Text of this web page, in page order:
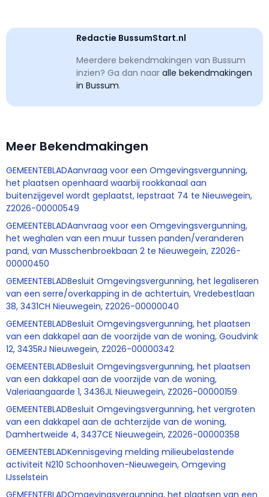
Redactie BussumStart.nl
Meerdere bekendmakingen van Bussum
inzien? Ga dan naar alle bekendmakingen
in Bussum.
Meer Bekendmakingen
GEMEENTEBLADAanvraag voor een Omgevingsvergunning,
het plaatsen openhaard waarbij rookkanaal aan
buitenzijgevel wordt geplaatst, Iepstraat 74 te Nieuwegein,
Z2026-00000549
GEMEENTEBLADAanvraag voor een Omgevingsvergunning,
het weghalen van een muur tussen panden/veranderen
pand, van Musschenbroekbaan 2 te Nieuwegein, Z2026-
00000450
GEMEENTEBLADBesluit Omgevingsvergunning, het legaliseren
van een serre/overkapping in de achtertuin, Vredebestlaan
38, 3431CH Nieuwegein, Z2026-00000040
GEMEENTEBLADBesluit Omgevingsvergunning, het plaatsen
van een dakkapel aan de voorzijde van de woning, Goudvink
12, 3435RJ Nieuwegein, Z2026-00000342
GEMEENTEBLADBesluit Omgevingsvergunning, het plaatsen
van een dakkapel aan de voorzijde van de woning,
Valeriaangaarde 1, 3436JL Nieuwegein, Z2026-00000159
GEMEENTEBLADBesluit Omgevingsvergunning, het vergroten
van een dakkapel aan de achterzijde van de woning,
Damhertweide 4, 3437CE Nieuwegein, Z2026-00000358
GEMEENTEBLADKennisgeving melding milieubelastende
activiteit N210 Schoonhoven-Nieuwegein, Omgeving
IJsselstein